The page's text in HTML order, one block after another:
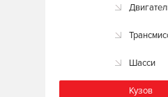
Шасси
Кузов